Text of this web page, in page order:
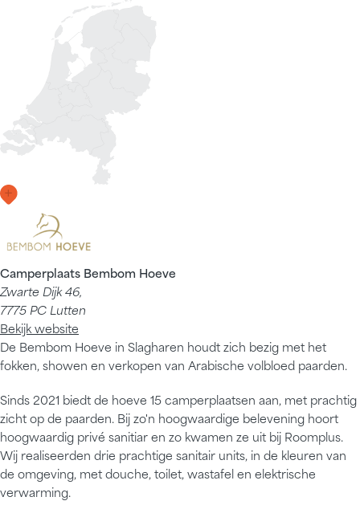
Camperplaats Bembom Hoeve
Zwarte Dijk 46,
7775 PC Lutten
Bekijk website
De Bembom Hoeve in Slagharen houdt zich bezig met het
fokken, showen en verkopen van Arabische volbloed paarden.
Sinds 2021 biedt de hoeve 15 camperplaatsen aan, met prachtig
zicht op de paarden. Bij zo'n hoogwaardige belevening hoort
hoogwaardig privé sanitiar en zo kwamen ze uit bij Roomplus.
Wij realiseerden drie prachtige sanitair units, in de kleuren van
de omgeving, met douche, toilet, wastafel en elektrische
verwarming.